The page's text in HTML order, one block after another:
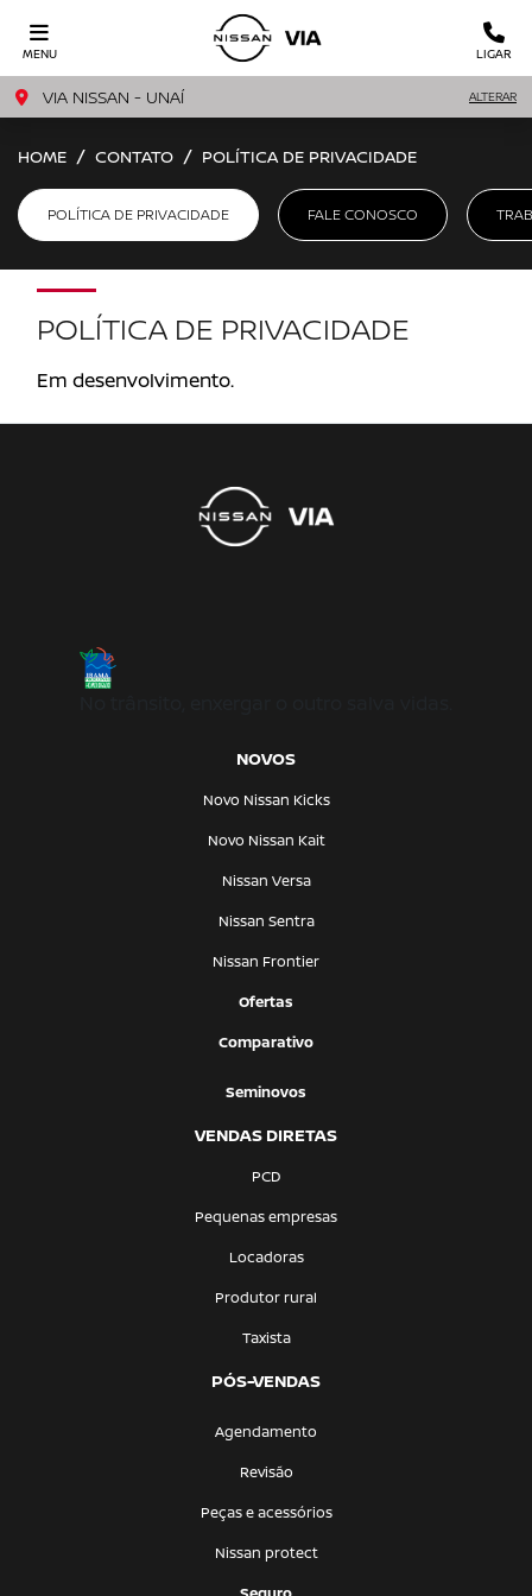
MENU LIGAR
VIA NISSAN - UNAÍ ALTERAR
HOME CONTATO POLÍTICA DE PRIVACIDADE
FALE CONOSCO
POLÍTICA DE PRIVACIDADE
POLÍTICA DE PRIVACIDADE
Em desenvolvimento.
NOVOS
Novo Nissan Kicks
Novo Nissan Kait
Nissan Versa
Nissan Sentra
Nissan Frontier
Ofertas
Comparativo
Seminovos
VENDAS DIRETAS
PCD
Pequenas empresas
Locadoras
Produtor rural
Taxista
PÓS-VENDAS
Agendamento
Revisão
Peças e acessórios
Nissan protect